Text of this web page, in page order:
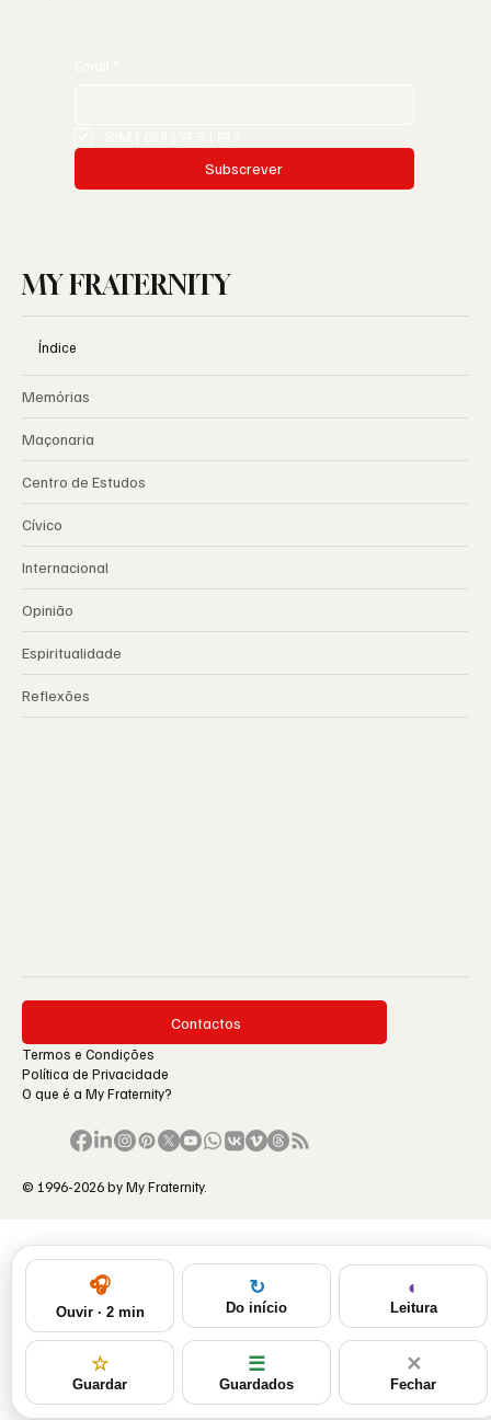
Subscrever
MY FRATERNITY
Índice
Memórias
Maçonaria
Centro de Estudos
Cívico
Internacional
Opinião
Espiritualidade
Reflexões
Contactos
Termos e Condições
Política de Privacidade
O que é a My Fraternity?
© 1996-2026 by My Fraternity.
🎧
Ouvir · 2 min
↻
Do início
◐
Leitura
☆
Guardar
☰
Guardados
✕
Fechar